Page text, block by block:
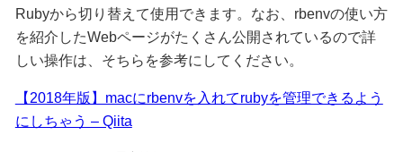
Rubyから切り替えて使用できます。なお、rbenvの使い方
を紹介したWebページがたくさん公開されているので詳
しい操作は、そちらを参考にしてください。
【2018年版】macにrbenvを入れてrubyを管理できるよう
にしちゃう – Qiita